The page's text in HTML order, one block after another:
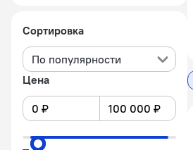
Сортировка
По популярности
Цена